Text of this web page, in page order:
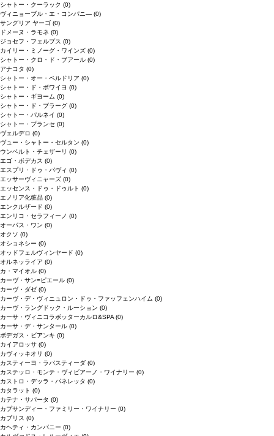
シャトー・クーラック (0)
ヴィニョーブル・エ・コンパニ― (0)
サングリア ヤーゴ (0)
ドメーヌ・ラモネ (0)
ジョセフ・フェルプス (0)
カイリー・ミノーグ・ワインズ (0)
シャトー・クロ・ド・ブアール (0)
アナコタ (0)
シャトー・オー・ペルドリア (0)
シャトー・ド・ボワイヨ (0)
シャトー・ギヨーム (0)
シャトー・ド・ブラーグ (0)
シャトー・パルネイ (0)
シャトー・プランセ (0)
ヴェルデロ (0)
ヴュー・シャトー・セルタン (0)
ウンベルト・チェザーリ (0)
エゴ・ボデカス (0)
エスプリ・ドゥ・パヴィ (0)
エッサーヴィニャーズ (0)
エッセンス・ドゥ・ドゥルト (0)
エノリア化粧品 (0)
エンクルザード (0)
エンリコ・セラフィーノ (0)
オーパス・ワン (0)
オクソ (0)
オショネシー (0)
オッドフェルヴィンヤード (0)
オルネッライア (0)
カ・マイオル (0)
カーヴ・サン=ピエール (0)
カーヴ・ダゼ (0)
カーヴ・デ・ヴィニュロン・ドゥ・ファッフェンハイム (0)
カーヴ・ラングドック・ルーション (0)
カーサ・ヴィニコラボッターカルロ&SPA (0)
カーサ・デ・サンタール (0)
ボデガス・ビアンキ (0)
カイアロッサ (0)
カヴィッキオリ (0)
カスティーヨ・ラバスティーダ (0)
カステッロ・モンテ・ヴィビアーノ・ワイナリー (0)
カストロ・デッラ・パネレッタ (0)
カタラット (0)
カテナ・サパータ (0)
カプサンディー・ファミリー・ワイナリー (0)
カブリス (0)
カヘティ・カンパニー (0)